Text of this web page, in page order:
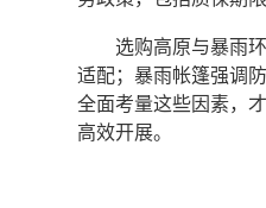
选购高原与暴雨
适配；暴雨帐篷强调
全面考量这些因素，
高效开展。